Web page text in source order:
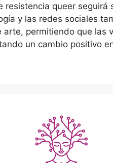
resistencia queer seguirá
y las redes sociales
arte, permitiendo que las
un cambio positivo